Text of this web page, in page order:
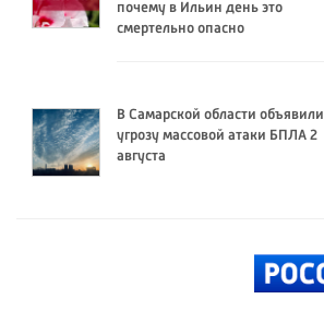
почему в Ильин день это
смертельно опасно
В Самарской области объявили
угрозу массовой атаки БПЛА 2
августа